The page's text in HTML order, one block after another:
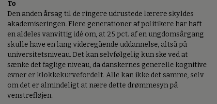
To
Den anden årsag til de ringere udrustede lærere skyldes
akademiseringen. Flere generationer af politikere har haft
en aldeles vanvittig idé om, at 25 pct. af en ungdomsårgang
skulle have en lang videregående uddannelse, altså på
universitetsniveau. Det kan selvfølgelig kun ske ved at
sænke det faglige niveau, da danskernes generelle kognitive
evner er klokkekurvefordelt. Alle kan ikke det samme, selv
om det er almindeligt at nære dette drømmesyn på
venstrefløjen.